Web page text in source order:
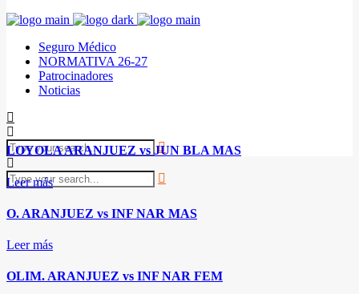
Seguro Médico
NORMATIVA 26-27
Patrocinadores
Noticias
LOYOLA ARANJUEZ vs JUN BLA MAS
Leer más
O. ARANJUEZ vs INF NAR MAS
Leer más
OLIM. ARANJUEZ vs INF NAR FEM